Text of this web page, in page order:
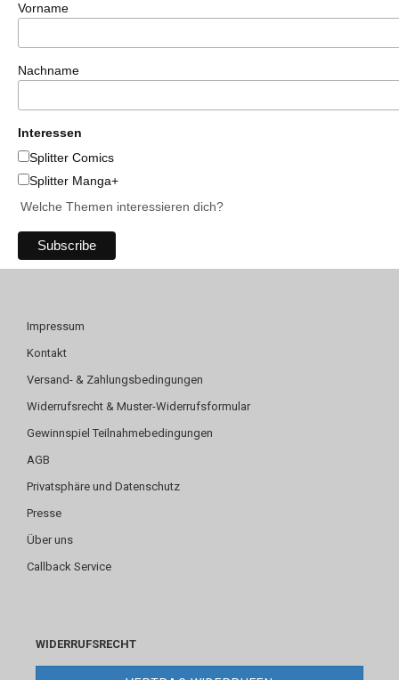
Vorname
Nachname
Interessen
Splitter Comics
Splitter Manga+
Welche Themen interessieren dich?
Impressum
Kontakt
Versand- & Zahlungsbedingungen
Widerrufsrecht & Muster-Widerrufsformular
Gewinnspiel Teilnahmebedingungen
AGB
Privatsphäre und Datenschutz
Presse
Über uns
Callback Service
WIDERRUFSRECHT